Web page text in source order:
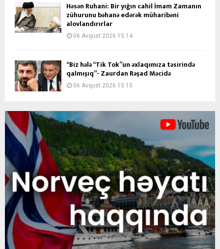
Həsən Ruhani: Bir yığın cahil İmam Zamanın
zühurunu bəhanə edərək müharibəni
alovlandırırlar
06 Avqust 2026 15:14
“Biz hələ “Tik Tok”un əxlaqımıza təsirində
qalmışıq”- Zaurdan Rəşad Məcidə
06 Avqust 2026 15:10